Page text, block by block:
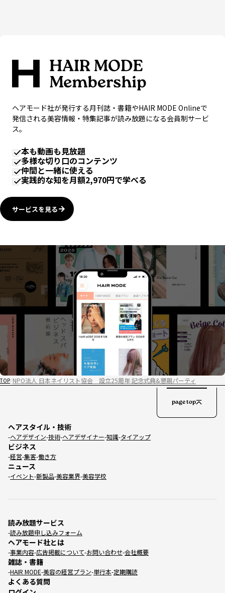
ヘアモード社が発行する月刊誌・書籍やHAIR MODE Onlineで
発信される美容情報・特集記事が読み放題になる会員制サービ
ス。
本も動画も見放題
多様な切り口のコンテンツ
仲間と一緒に使える
実践的な知を月額2,970円で学べる
サービスを見る
TOP NPO法人 日本ネイリスト協会 設立25周年 記念式典&懇親パーティ
ヘアスタイル・技術
ヘアデザイン 技術 ヘアデザイナー 知識 タイアップ
ビジネス
経営 集客 働き方
ニュース
イベント 新製品 美容業界 美容学校
読み放題サービス
読み放題申し込みフォーム
ヘアモード社とは
事業内容 広告掲載について お問い合わせ 会社概要
雑誌・書籍
HAIR MODE 美容の経営プラン 単行本 定期購読
よくある質問
page top